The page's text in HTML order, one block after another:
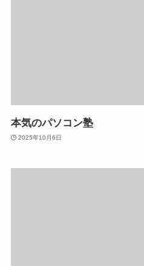
本気のパソコン塾
2025年10月6日